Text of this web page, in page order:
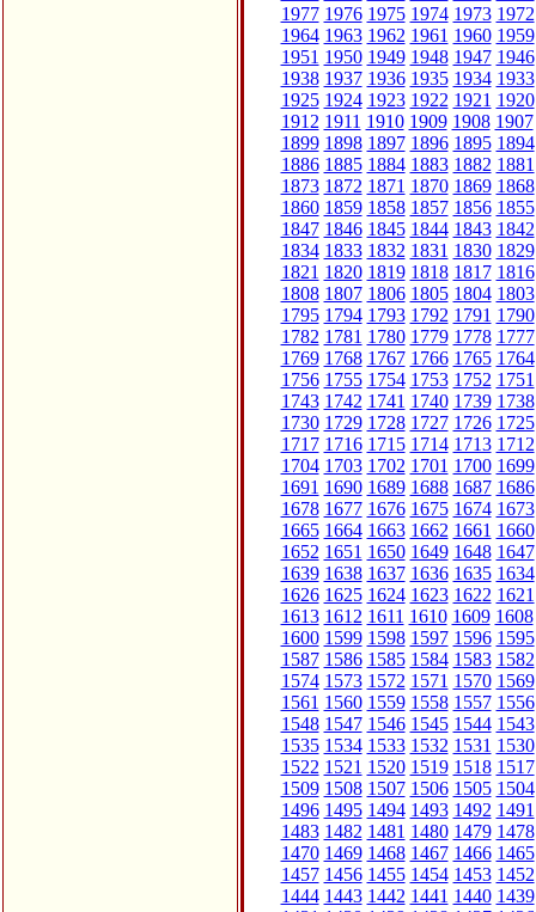
1977 1976 1975 1974 1973 1972
1964 1963 1962 1961 1960 1959
1951 1950 1949 1948 1947 1946
1938 1937 1936 1935 1934 1933
1925 1924 1923 1922 1921 1920
1912 1911 1910 1909 1908 1907
1899 1898 1897 1896 1895 1894
1886 1885 1884 1883 1882 1881
1873 1872 1871 1870 1869 1868
1860 1859 1858 1857 1856 1855
1847 1846 1845 1844 1843 1842
1834 1833 1832 1831 1830 1829
1821 1820 1819 1818 1817 1816
1808 1807 1806 1805 1804 1803
1795 1794 1793 1792 1791 1790
1782 1781 1780 1779 1778 1777
1769 1768 1767 1766 1765 1764
1756 1755 1754 1753 1752 1751
1743 1742 1741 1740 1739 1738
1730 1729 1728 1727 1726 1725
1717 1716 1715 1714 1713 1712
1704 1703 1702 1701 1700 1699
1691 1690 1689 1688 1687 1686
1678 1677 1676 1675 1674 1673
1665 1664 1663 1662 1661 1660
1652 1651 1650 1649 1648 1647
1639 1638 1637 1636 1635 1634
1626 1625 1624 1623 1622 1621
1613 1612 1611 1610 1609 1608
1600 1599 1598 1597 1596 1595
1587 1586 1585 1584 1583 1582
1574 1573 1572 1571 1570 1569
1561 1560 1559 1558 1557 1556
1548 1547 1546 1545 1544 1543
1535 1534 1533 1532 1531 1530
1522 1521 1520 1519 1518 1517
1509 1508 1507 1506 1505 1504
1496 1495 1494 1493 1492 1491
1483 1482 1481 1480 1479 1478
1470 1469 1468 1467 1466 1465
1457 1456 1455 1454 1453 1452
1444 1443 1442 1441 1440 1439